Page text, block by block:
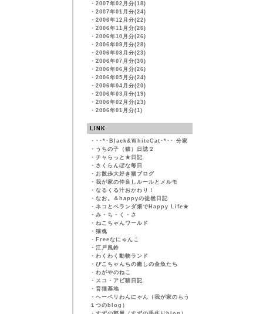
・ 2007年02月分(18)
・ 2007年01月分(24)
・ 2006年12月分(22)
・ 2006年11月分(26)
・ 2006年10月分(26)
・ 2006年09月分(28)
・ 2006年08月分(23)
・ 2006年07月分(30)
・ 2006年06月分(26)
・ 2006年05月分(24)
・ 2006年04月分(20)
・ 2006年03月分(19)
・ 2006年02月分(23)
・ 2006年01月分(1)
LINK
・ ･･*･Black&WhiteCat･*･･ 分家
・ うちの子（猫）日誌２
・ チャらっと★日記
・ さくらんぼな毎日
・ お散歩大好き猫ブログ
・ 我が家の仲良しルールとメルモ
・ なるくる汁おかわり！
・ なお。＆happyの徒然日記
・ ネコとベランダ畑でHappy Life★
・ み・ち・く・さ
・ ねこちゃんワールド
・ 猫魂
・ Freeなにゃんこ
・ 江戸風鈴
・ わくわく動物ランド
・ ぴこちゃんちの癒しの金魚たち
・ わがやのねこ
・ スコ・アビ猫日記
・ 音猫基地
・ ヘーベリわんにゃん（我が家のもう
１つのblog）